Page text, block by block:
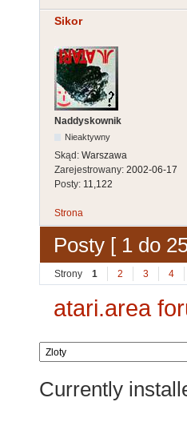
Sikor
Naddyskownik
Nieaktywny
Skąd: Warszawa
Zarejestrowany: 2002-06-17
Posty: 11,122
Strona
Posty [ 1 do
Strony 1 2 3 4
atari.area
Currently